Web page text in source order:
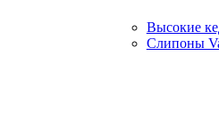
Высокие
Слипоны